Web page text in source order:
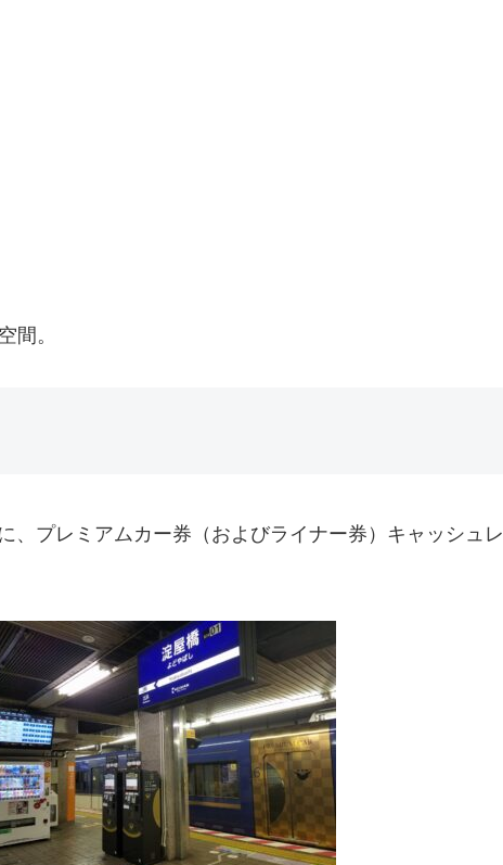
間。
プレミアムカー券（およびライナー券）キャッシュレ